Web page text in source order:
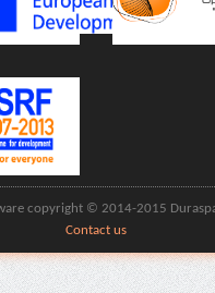
copyright © 2014-2015
Contact us